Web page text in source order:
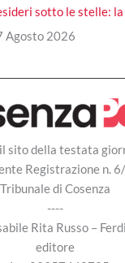
sotto le stelle: la
Agosto 2026
sito della testata
Registrazione n.
Tribunale di Cosenza
----
Rita Russo –
editore